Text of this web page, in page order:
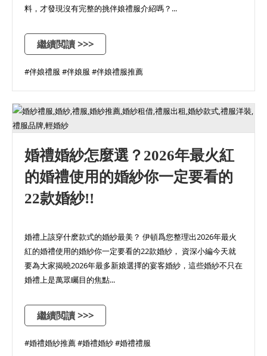
料，才發現沒有完整的挑伴娘禮服介紹嗎？...
繼續閲讀 >>>
#伴娘禮服 #伴娘服 #伴娘禮服推薦
婚禮婚紗怎麼選？2026年最火紅
的婚禮使用的婚紗你一定要看的
22款婚紗!!
婚禮上該穿什麽款式的婚紗最美？ 伊頓爲您整理出2026年最火
紅的婚禮使用的婚紗你一定要看的22款婚紗， 資深小編今天就
要為大家揭曉2026年最多新娘選擇的宴客婚紗，這些婚紗不只在
婚禮上是萬眾矚目的焦點...
繼續閲讀 >>>
#婚禮婚紗推薦 #婚禮婚紗 #婚禮禮服